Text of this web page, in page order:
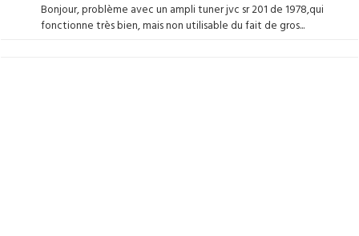
Bonjour, problème avec un ampli tuner jvc sr 201 de 1978,qui
fonctionne très bien, mais non utilisable du fait de gros...